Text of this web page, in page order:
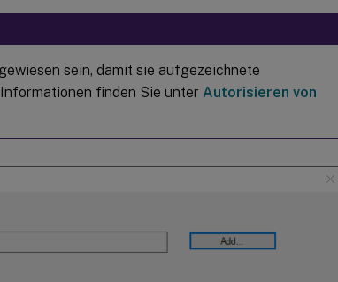
sein, damit sie aufgezeichnete
finden Sie unter Autorisieren von